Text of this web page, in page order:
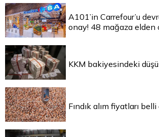
A101’in Carrefour’u
onay! 48 mağaza elden
KKM bakiyesindeki
Fındık alım fiyatları belli